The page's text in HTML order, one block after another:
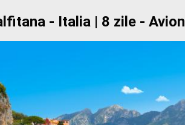
- Italia | 8 zile - Avion